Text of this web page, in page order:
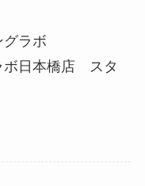
ラボ
ボ日本橋店 スタ